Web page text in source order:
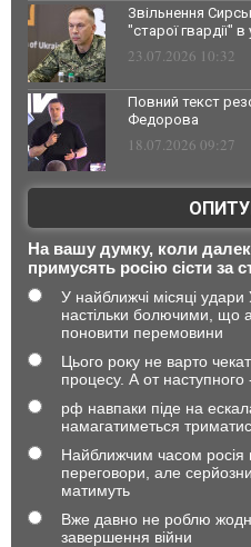
Звільнення
"старої гвардії" в
23.07.2026 10:32
Повний текст
Федорова
18.07.2026 09:27
На вашу думку, коли
примусять росію сісти за
У найближчі місяці удари
настільки болючими, що
поновити перемовини
Цього року не варто
процесу. А от
рф навпаки піде на
намагатиметься
Найближчим часом росія
переговори, але
матимуть
Вже давно не роблю
завершення війни